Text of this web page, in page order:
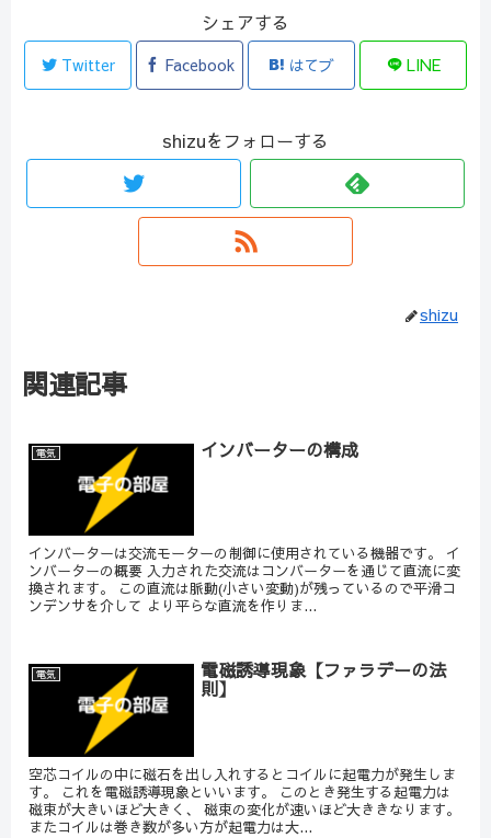
シェアする
Twitter Facebook はてブ LINE
shizuをフォローする
shizu
関連記事
電気 インバーターの構成
インバーターは交流モーターの制御に使用されている機器です。 イ
ンバーターの概要 入力された交流はコンバーターを通じて直流に変
換されます。 この直流は脈動(小さい変動)が残っているので平滑コ
ンデンサを介して より平らな直流を作りま...
電気 電磁誘導現象【ファラデーの法
則】
空芯コイルの中に磁石を出し入れするとコイルに起電力が発生しま
す。 これを電磁誘導現象といいます。 このとき発生する起電力は
磁束が大きいほど大きく、 磁束の変化が速いほど大ききなります。
またコイルは巻き数が多い方が起電力は大...